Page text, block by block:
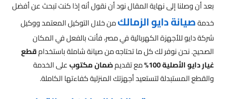
بعد أن وصلنا إلى نهاية المقال نود أن نقول أنه إذا كنت تبحث عن أفضل
خدمةصيانة دايو الزمالكمن خلال التوكيل المعتمد ووكيل
شركة دايو للأجهزة الكهربائية في مصر، فأنت بالفعل في المكان
الصحيح. نحن نوفر لك كل ما تحتاجه من صيانة شاملة باستخدامقطع
غيار دايو الأصلية 100%
مع تقديمضمان مكتوبعلى الخدمة
والقطع المستبدلة لتستعيد أجهزتك المنزلية كفاءتها الكاملة.